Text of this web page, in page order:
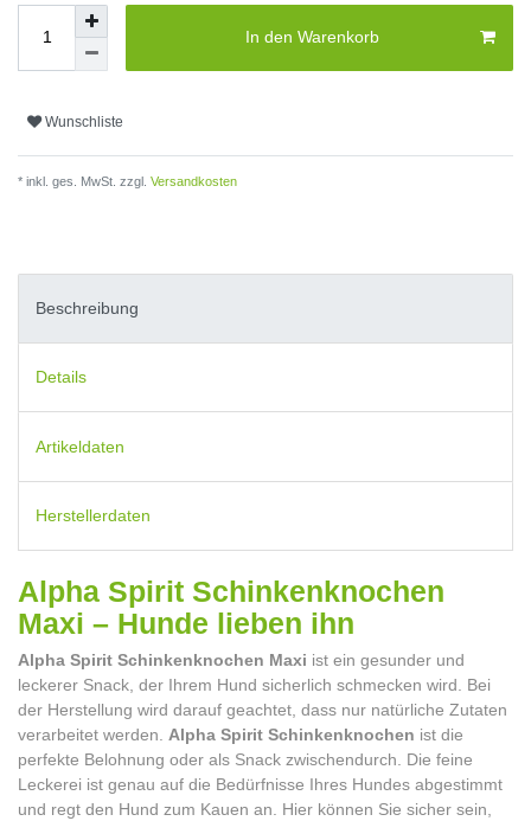
In den Warenkorb
Wunschliste
* inkl. ges. MwSt. zzgl. Versandkosten
Beschreibung
Details
Artikeldaten
Herstellerdaten
Alpha Spirit Schinkenknochen
Maxi – Hunde lieben ihn
Alpha Spirit Schinkenknochen Maxi ist ein gesunder und
leckerer Snack, der Ihrem Hund sicherlich schmecken wird. Bei
der Herstellung wird darauf geachtet, dass nur natürliche Zutaten
verarbeitet werden. Alpha Spirit Schinkenknochen ist die
perfekte Belohnung oder als Snack zwischendurch. Die feine
Leckerei ist genau auf die Bedürfnisse Ihres Hundes abgestimmt
und regt den Hund zum Kauen an. Hier können Sie sicher sein,